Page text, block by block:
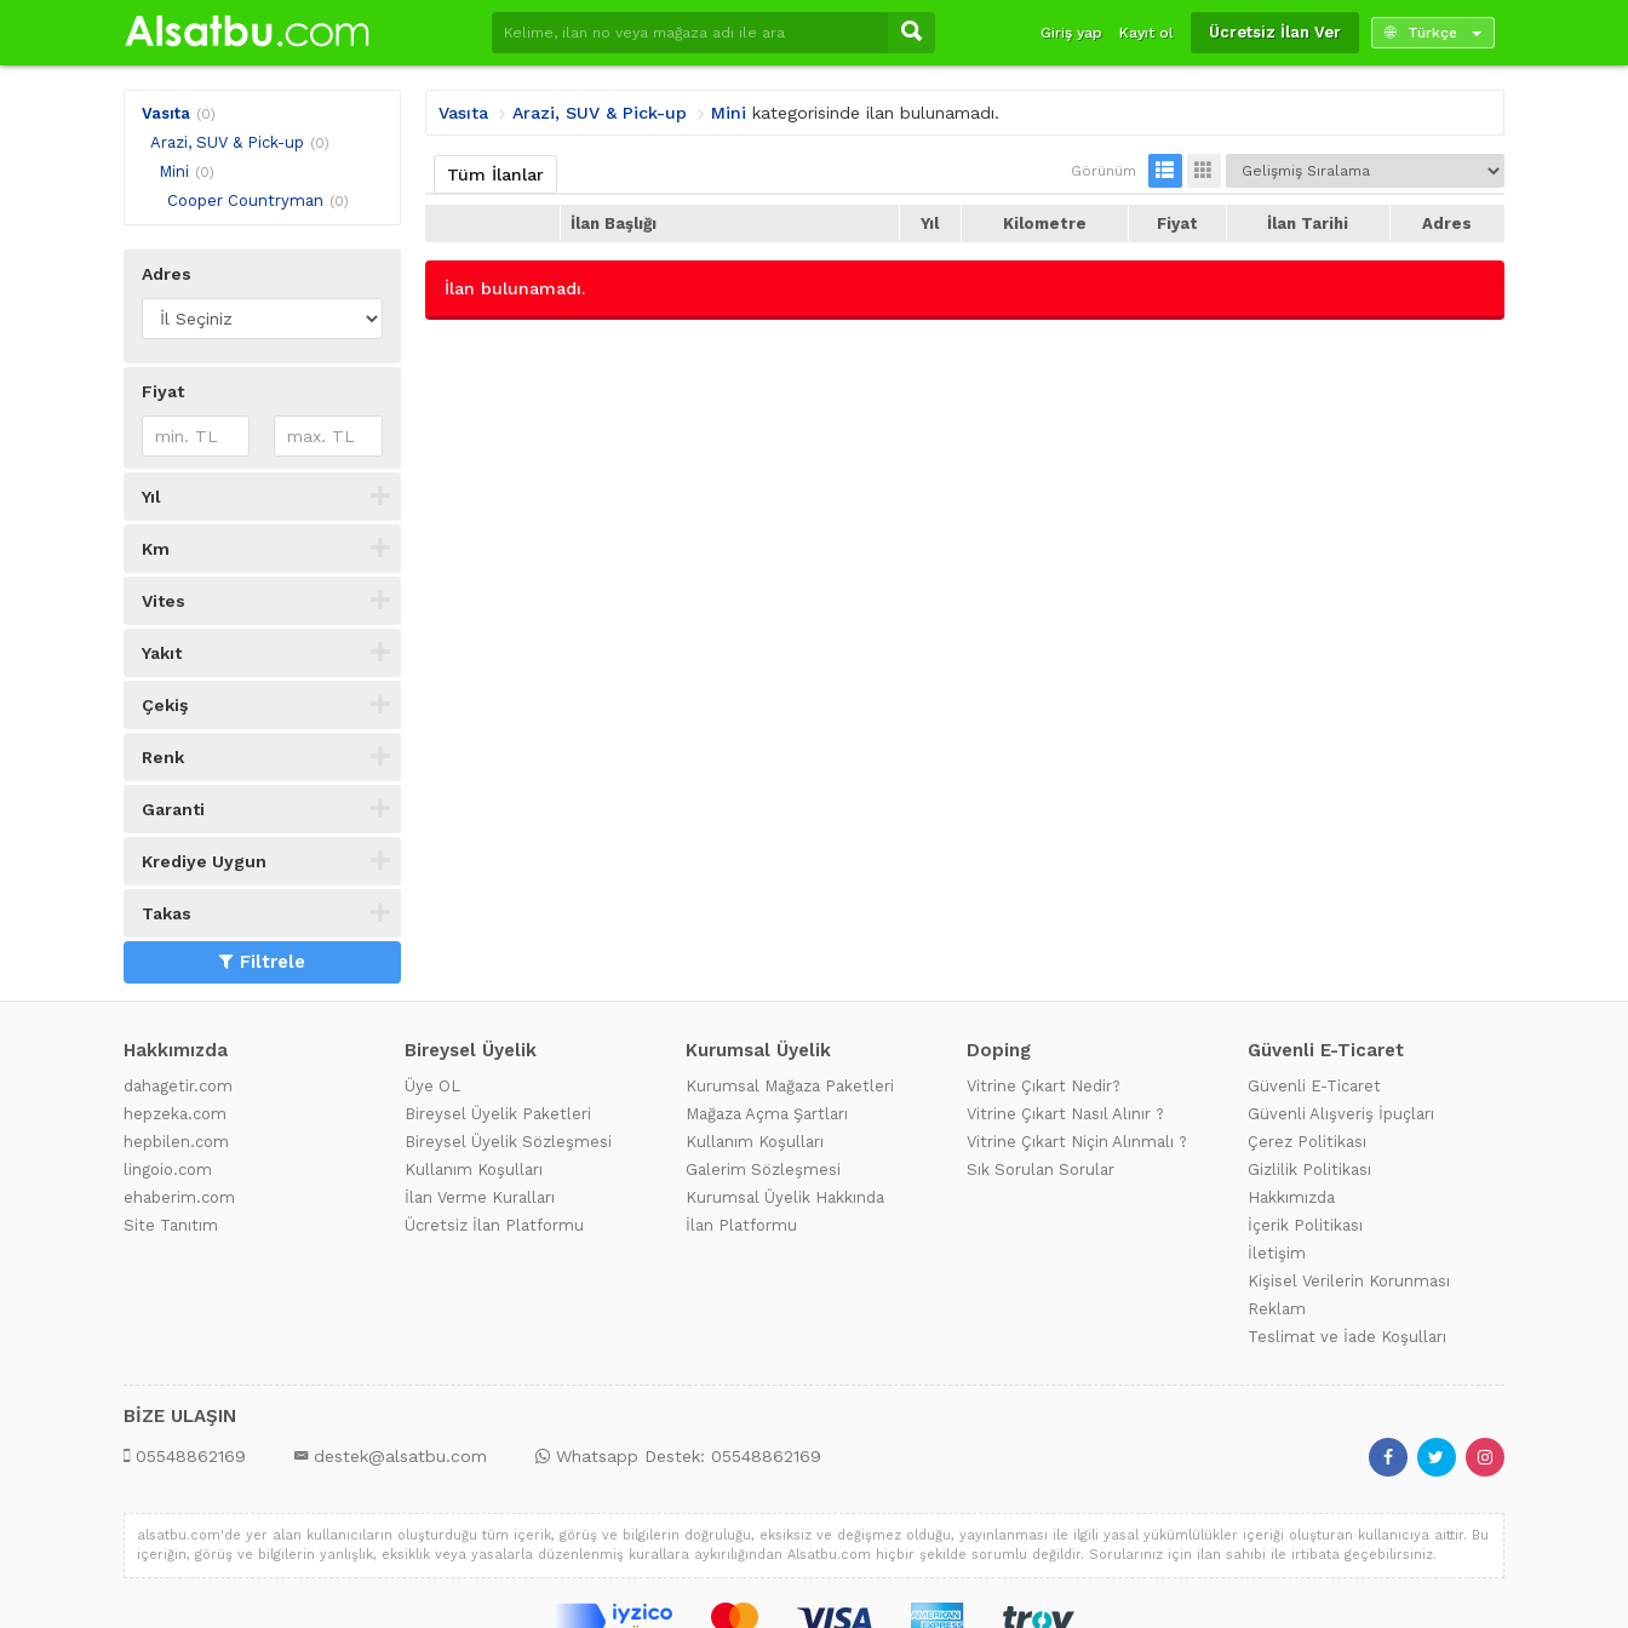
Giriş yap Kayıt ol Ücretsiz İlan Ver Türkçe
Vasıta (0)
Arazi, SUV & Pick-up (0)
Mini (0)
Cooper Countryman (0)
Adres
Fiyat
Yıl
Km
Vites
Yakıt
Çekiş
Renk
Garanti
Krediye Uygun
Takas
Filtrele
Vasıta Arazi, SUV & Pick-up Mini kategorisinde ilan bulunamadı.
Tüm İlanlar Görünüm
İlan Başlığı Yıl Kilometre Fiyat İlan Tarihi Adres
İlan bulunamadı.
Hakkımızda
dahagetir.com
hepzeka.com
hepbilen.com
lingoio.com
ehaberim.com
Site Tanıtım
Bireysel Üyelik
Üye OL
Bireysel Üyelik Paketleri
Bireysel Üyelik Sözleşmesi
Kullanım Koşulları
İlan Verme Kuralları
Ücretsiz İlan Platformu
Kurumsal Üyelik
Kurumsal Mağaza Paketleri
Mağaza Açma Şartları
Kullanım Koşulları
Galerim Sözleşmesi
Kurumsal Üyelik Hakkında
İlan Platformu
Doping
Vitrine Çıkart Nedir?
Vitrine Çıkart Nasıl Alınır ?
Vitrine Çıkart Niçin Alınmalı ?
Sık Sorulan Sorular
Güvenli E-Ticaret
Güvenli E-Ticaret
Güvenli Alışveriş İpuçları
Çerez Politikası
Gizlilik Politikası
Hakkımızda
İçerik Politikası
İletişim
Kişisel Verilerin Korunması
Reklam
Teslimat ve İade Koşulları
BİZE ULAŞIN
05548862169 destek@alsatbu.com Whatsapp Destek: 05548862169
alsatbu.com'de yer alan kullanıcıların oluşturduğu tüm içerik, görüş ve bilgilerin doğruluğu, eksiksiz ve değişmez olduğu, yayınlanması ile ilgili yasal yükümlülükler içeriği oluşturan kullanıcıya aittir. Bu
içeriğin, görüş ve bilgilerin yanlışlık, eksiklik veya yasalarla düzenlenmiş kurallara aykırılığından Alsatbu.com hiçbir şekilde sorumlu değildir. Sorularınız için ilan sahibi ile irtibata geçebilirsiniz.